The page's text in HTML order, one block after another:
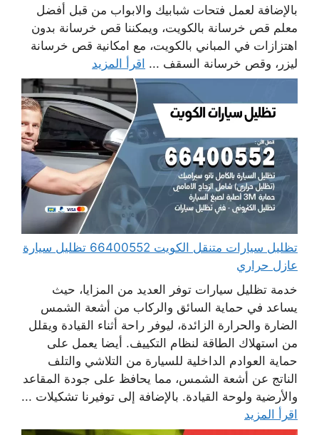
بالإضافة لعمل فتحات شبابيك والابواب من قبل أفضل
معلم قص خرسانة بالكويت، ويمكننا قص خرسانة بدون
اهتزازات في المباني بالكويت، مع امكانية قص خرسانة
ليزر، وقص خرسانة السقف ... اقرأ المزيد
تظليل سيارات متنقل الكويت 66400552 تظليل سيارة
عازل حراري
خدمة تظليل سيارات توفر العديد من المزايا، حيث
يساعد في حماية السائق والركاب من أشعة الشمس
الضارة والحرارة الزائدة، ليوفر راحة أثناء القيادة ويقلل
من استهلاك الطاقة لنظام التكييف. أيضا يعمل على
حماية العوادم الداخلية للسيارة من التلاشي والتلف
الناتج عن أشعة الشمس، مما يحافظ على جودة المقاعد
والأرضية ولوحة القيادة. بالإضافة إلى توفيرنا تشكيلات ...
اقرأ المزيد